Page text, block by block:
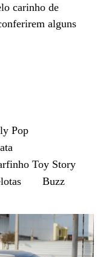
carinho de
alguns
Pop
Toy Story
Buzz